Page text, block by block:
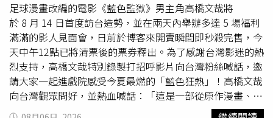
足球漫畫改編的電影《藍色監獄》男主角高橋文哉將
於 8 月 14 日首度訪台造勢，並在兩天內舉辦多達 5 場福利
滿滿的影人見面會，日前於博客來開賣瞬間即秒殺完售，今
天中午12點已將清票後的票券釋出。為了感謝台灣影迷的熱
烈支持，高橋文哉特別錄製打招呼影片向台灣粉絲喊話，邀
請大家一起進戲院感受今夏最燃的「藍色狂熱」！高橋文哉
向台灣觀眾問好，並熱血喊話：「這是一部從原作漫畫、動
畫再躍上真人版的作品，所有演員都全心全意投入演出，我